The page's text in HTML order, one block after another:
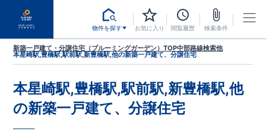
物件を探す お気に入り 閲覧履歴 検索条件
新築一戸建て・分譲住宅（ブルーミングガーデン）TOP中部路線検索他
本星崎駅,豊橋駅,駅前駅,新豊橋駅,他の新築一戸建て、分譲住宅
本星崎駅,豊橋駅,駅前駅,新豊橋駅,他
の新築一戸建て、分譲住宅